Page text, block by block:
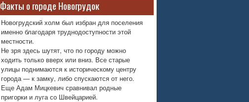
Факты о городе Новогрудок
Новогрудский холм был избран для поселения
именно благодаря труднодоступности этой
местности.
Не зря здесь шутят, что по городу можно
ходить только вверх или вниз. Все старые
улицы поднимаются к историческому центру
города — к замку, либо спускаются от него.
Еще Адам Мицкевич сравнивал родные
пригорки и луга со Швейцарией.